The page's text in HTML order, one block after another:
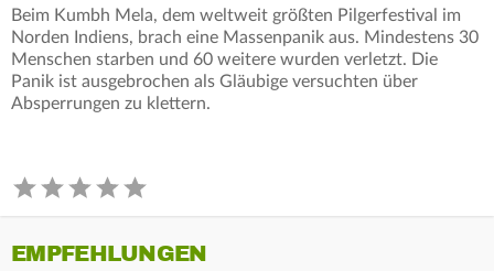
Beim Kumbh Mela, dem weltweit größten Pilgerfestival im
Norden Indiens, brach eine Massenpanik aus. Mindestens 30
Menschen starben und 60 weitere wurden verletzt. Die
Panik ist ausgebrochen als Gläubige versuchten über
Absperrungen zu klettern.
EMPFEHLUNGEN